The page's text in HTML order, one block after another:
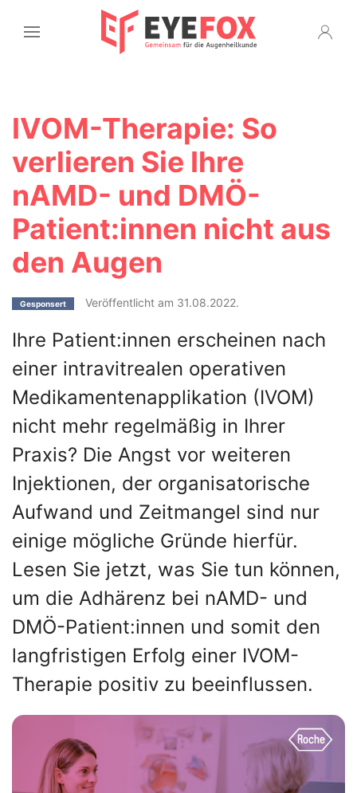
IVOM-Therapie: So
verlieren Sie Ihre
nAMD- und DMÖ-
Patient:innen nicht aus
den Augen
Gesponsert Veröffentlicht am 31.08.2022.
Ihre Patient:innen erscheinen nach
einer intravitrealen operativen
Medikamentenapplikation (IVOM)
nicht mehr regelmäßig in Ihrer
Praxis? Die Angst vor weiteren
Injektionen, der organisatorische
Aufwand und Zeitmangel sind nur
einige mögliche Gründe hierfür.
Lesen Sie jetzt, was Sie tun können,
um die Adhärenz bei nAMD- und
DMÖ-Patient:innen und somit den
langfristigen Erfolg einer IVOM-
Therapie positiv zu beeinflussen.